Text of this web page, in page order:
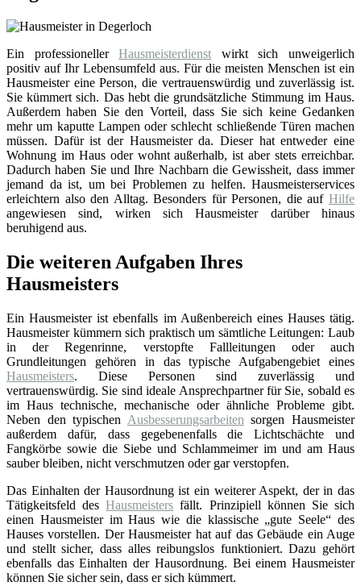
Ein professionellerHausmeisterdienst wirkt sich unweigerlich
positiv auf Ihr Lebensumfeld aus. Für die meisten Menschen ist ein
Hausmeister eine Person, die vertrauenswürdig und zuverlässig ist.
Sie kümmert sich. Das hebt die grundsätzliche Stimmung im Haus.
Außerdem haben Sie den Vorteil, dass Sie sich keine Gedanken
mehr um kaputte Lampen oder schlecht schließende Türen machen
müssen. Dafür ist der Hausmeister da. Dieser hat entweder eine
Wohnung im Haus oder wohnt außerhalb, ist aber stets erreichbar.
Dadurch haben Sie und Ihre Nachbarn die Gewissheit, dass immer
jemand da ist, um bei Problemen zu helfen. Hausmeisterservices
erleichtern also den Alltag. Besonders für Personen, die auf Hilfe
angewiesen sind, wirken sich Hausmeister darüber hinaus
beruhigend aus.
Die weiteren Aufgaben Ihres
Hausmeisters
Ein Hausmeister ist ebenfalls im Außenbereich eines Hauses tätig.
Hausmeister kümmern sich praktisch um sämtliche Leitungen: Laub
in der Regenrinne, verstopfte Fallleitungen oder auch
Grundleitungen gehören in das typische Aufgabengebiet eines
Hausmeisters. Diese Personen sind zuverlässig und
vertrauenswürdig. Sie sind ideale Ansprechpartner für Sie, sobald es
im Haus technische, mechanische oder ähnliche Probleme gibt.
Neben den typischen Ausbesserungsarbeiten sorgen Hausmeister
außerdem dafür, dass gegebenenfalls die Lichtschächte und
Fangkörbe sowie die Siebe und Schlammeimer im und am Haus
sauber bleiben, nicht verschmutzen oder gar verstopfen.
Das Einhalten der Hausordnung ist ein weiterer Aspekt, der in das
Tätigkeitsfeld desHausmeisters fällt. Prinzipiell können Sie sich
einen Hausmeister im Haus wie die klassische „gute Seele“ des
Hauses vorstellen. Der Hausmeister hat auf das Gebäude ein Auge
und stellt sicher, dass alles reibungslos funktioniert. Dazu gehört
ebenfalls das Einhalten der Hausordnung. Bei einem Hausmeister
können Sie sicher sein, dass er sich kümmert.